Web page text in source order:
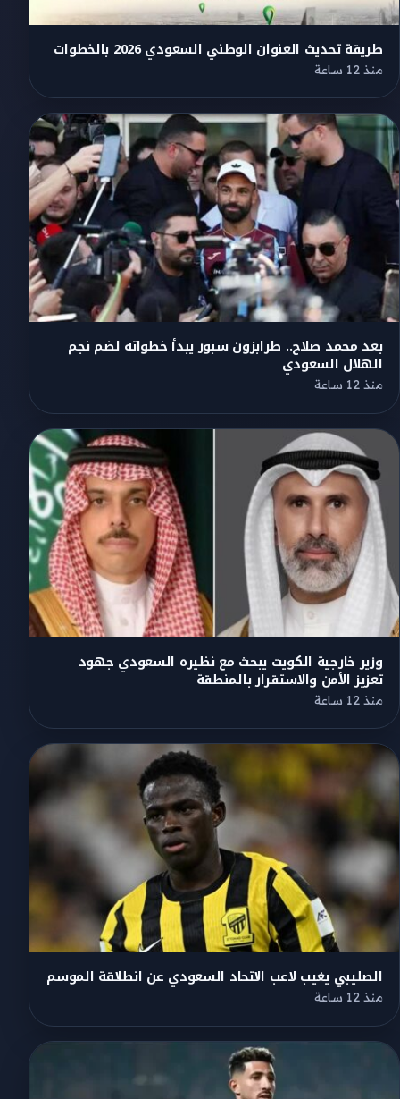
طريقة تحديث العنوان الوطني السعودي 2026 بالخطوات
منذ 12 ساعة
بعد محمد صلاح.. طرابزون سبور يبدأ خطواته لضم نجم
الهلال السعودي
منذ 12 ساعة
وزير خارجية الكويت يبحث مع نظيره السعودي جهود
تعزيز الأمن والاستقرار بالمنطقة
منذ 12 ساعة
الصليبي يغيب لاعب الاتحاد السعودي عن انطلاقة الموسم
منذ 12 ساعة